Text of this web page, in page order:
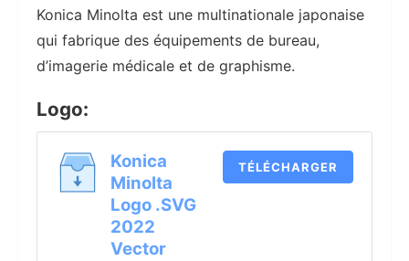
Konica Minolta est une multinationale japonaise
qui fabrique des équipements de bureau,
d’imagerie médicale et de graphisme.
Logo:
Konica
Minolta
Logo .SVG
2022
Vector
TÉLÉCHARGER